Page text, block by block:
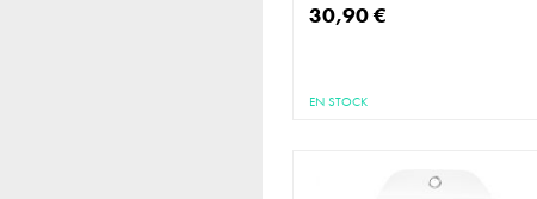
30,90 €
EN STOCK